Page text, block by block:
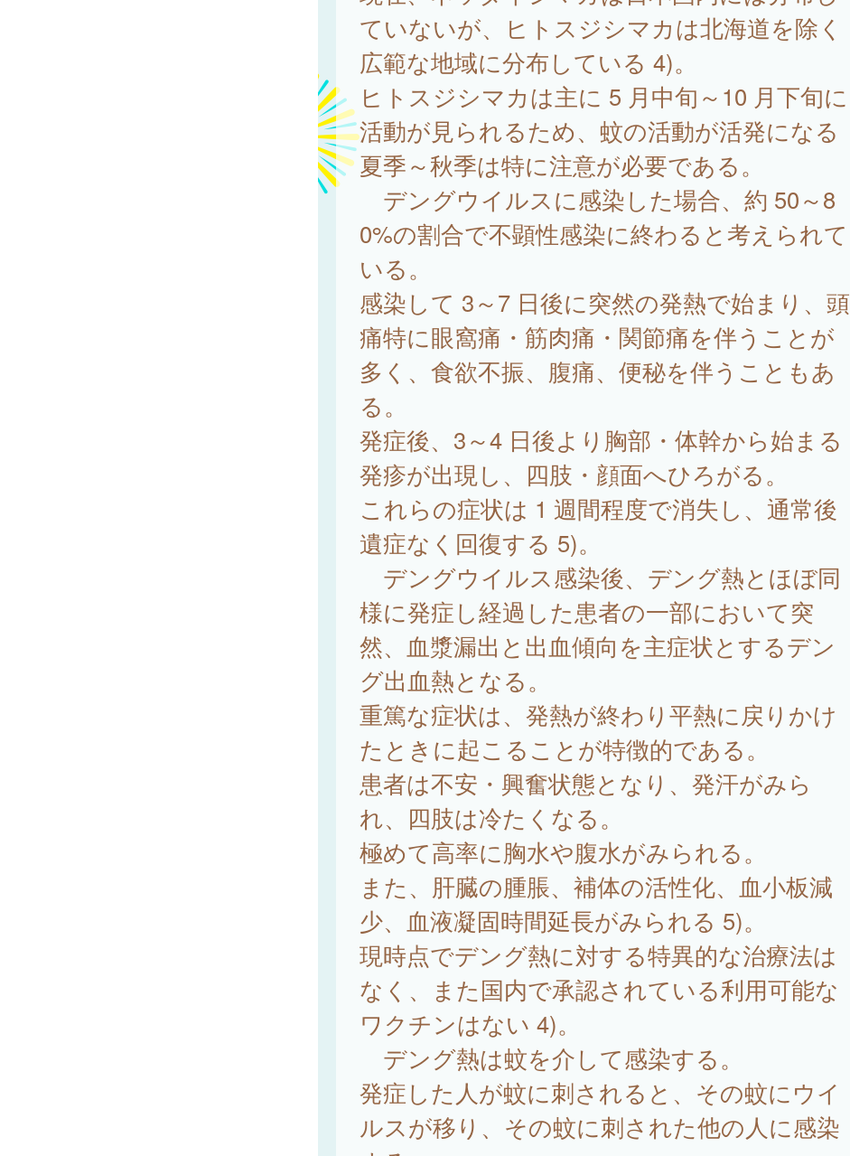
ていないが、ヒトスジシマカは北海道を除く
広範な地域に分布している 4)。
ヒトスジシマカは主に 5 月中旬～10 月下旬に
活動が見られるため、蚊の活動が活発になる
夏季～秋季は特に注意が必要である。
デングウイルスに感染した場合、約 50～8
0%の割合で不顕性感染に終わると考えられて
いる。
感染して 3～7 日後に突然の発熱で始まり、頭
痛特に眼窩痛・筋肉痛・関節痛を伴うことが
多く、食欲不振、腹痛、便秘を伴うこともあ
る。
発症後、3～4 日後より胸部・体幹から始まる
発疹が出現し、四肢・顔面へひろがる。
これらの症状は 1 週間程度で消失し、通常後
遺症なく回復する 5)。
デングウイルス感染後、デング熱とほぼ同
様に発症し経過した患者の一部において突
然、血漿漏出と出血傾向を主症状とするデン
グ出血熱となる。
重篤な症状は、発熱が終わり平熱に戻りかけ
たときに起こることが特徴的である。
患者は不安・興奮状態となり、発汗がみら
れ、四肢は冷たくなる。
極めて高率に胸水や腹水がみられる。
また、肝臓の腫脹、補体の活性化、血小板減
少、血液凝固時間延長がみられる 5)。
現時点でデング熱に対する特異的な治療法は
なく、また国内で承認されている利用可能な
ワクチンはない 4)。
デング熱は蚊を介して感染する。
発症した人が蚊に刺されると、その蚊にウイ
ルスが移り、その蚊に刺された他の人に感染